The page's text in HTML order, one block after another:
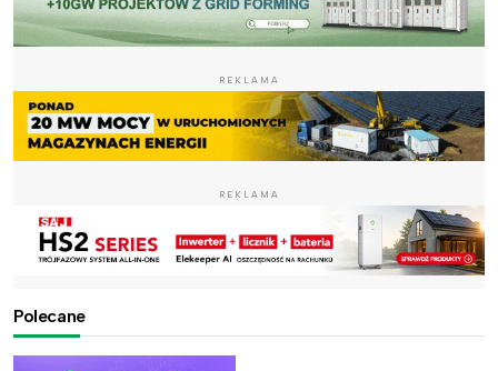
REKLAMA
REKLAMA
Polecane